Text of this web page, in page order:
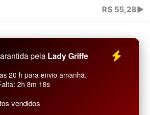
R$ 55,28▶
pela Lady Griffe
20 h para envio amanhã.
2h 8m 17s
vendidos